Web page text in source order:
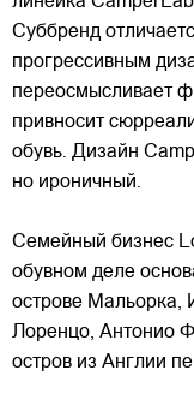
Суббренд
прогрессивным
переосмысливает
привносит
обувь. Дизайн
но ироничный.
Семейный бизнес
обувном деле
острове Мальорка,
Лоренцо, Антонио
остров из Англии